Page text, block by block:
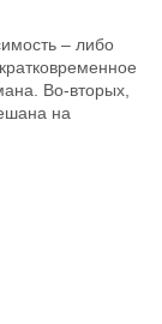
– либо
Во-вторых,
на